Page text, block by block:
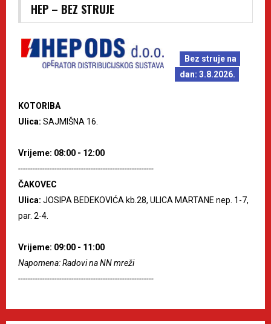
HEP – BEZ STRUJE
Bez struje na
dan: 3.8.2026.
KOTORIBA
Ulica: SAJMIŠNA 16.
Vrijeme: 08:00 - 12:00
--------------------------------------------------------
ČAKOVEC
Ulica: JOSIPA BEDEKOVIĆA kb.28, ULICA MARTANE nep. 1-7,
par. 2-4.
Vrijeme: 09:00 - 11:00
Napomena: Radovi na NN mreži
--------------------------------------------------------